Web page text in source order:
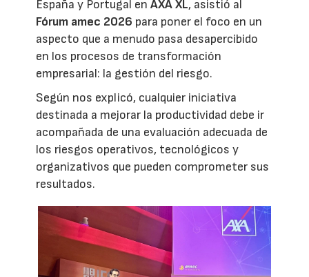
España y Portugal enAXA XL, asistió al
Fórum amec 2026 para poner el foco en un
aspecto que a menudo pasa desapercibido
en los procesos de transformación
empresarial: la gestión del riesgo.
Según nos explicó, cualquier iniciativa
destinada a mejorar la productividad debe ir
acompañada de una evaluación adecuada de
los riesgos operativos, tecnológicos y
organizativos que pueden comprometer sus
resultados.